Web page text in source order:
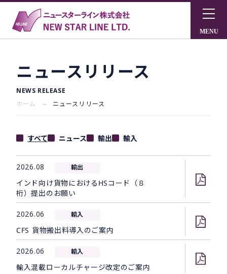
ニュースリリース
NEWS RELEASE
ホーム
ニュースリリース
すべて ニュース 輸出 輸入
2026.08 輸出
インド向け貨物におけるHSコード（８
桁）提出のお願い
2026.06 輸入
CFS 貨物搬出料導入のご案内
2026.06 輸入
輸入混載ローカルチャージ改定のご案内